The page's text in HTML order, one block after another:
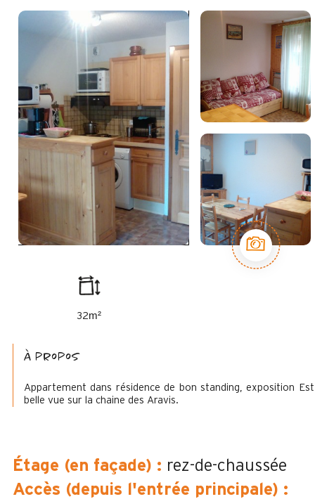
32m²
à propos
Appartement dans résidence de bon standing, exposition
belle vue sur la chaine des Aravis.
Étage (en façade) : rez-de-chaussée
Accès (depuis l'entrée principale) :